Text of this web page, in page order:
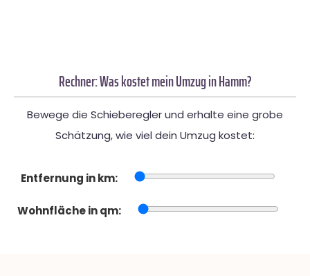
Rechner: Was kostet mein Umzug in Hamm?
Bewege die Schieberegler und erhalte eine grobe
Schätzung, wie viel dein Umzug kostet:
Entfernung in km:
Wohnfläche in qm: